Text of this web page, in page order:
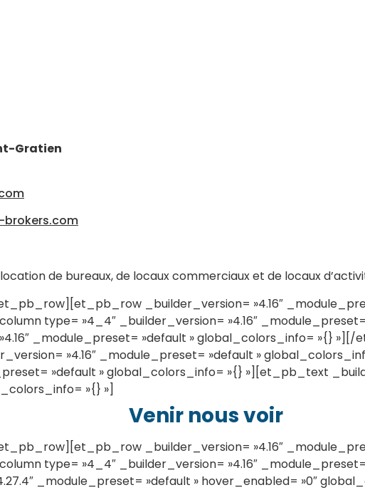
Gratien
de bureaux, de locaux commerciaux et de locaux
_builder_version= »4.16″
type= »4_4″ _builder_version= »4.16″
_module_preset= »default » global_colors_info= »{}
»4.16″ _module_preset= »default »
»default » global_colors_info= »{} »][et_pb_text
»{} »]
Venir nous voir
_builder_version= »4.16″
type= »4_4″ _builder_version= »4.16″
_module_preset= »default » hover_enabled= »0″